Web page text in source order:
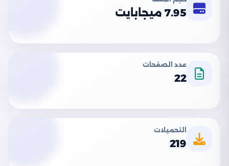
7.95 ميجابايت
عدد الصفحات
22
التحميلات
219